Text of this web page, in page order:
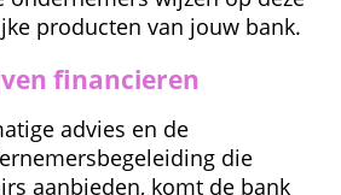
producten van jouw bank.
financieren
advies en de
die
aanbieden, komt de bank